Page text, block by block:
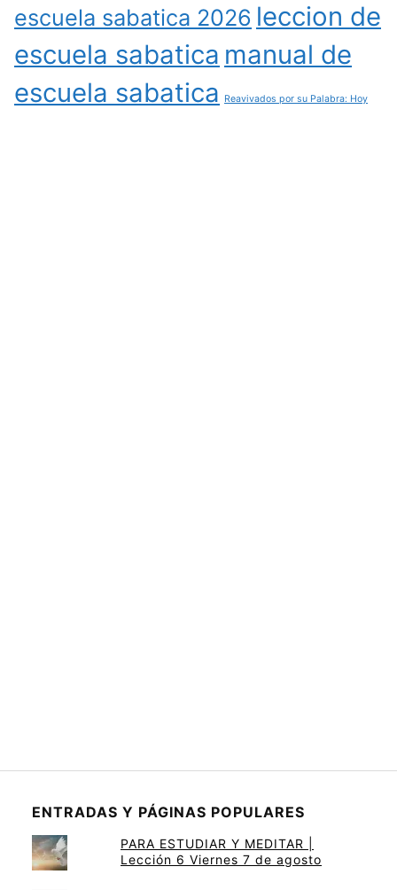
escuela sabatica 2026 leccion de
escuela sabatica manual de
escuela sabatica
Reavivados por su Palabra: Hoy
ENTRADAS Y PÁGINAS POPULARES
PARA ESTUDIAR Y MEDITAR |
Lección 6 Viernes 7 de agosto